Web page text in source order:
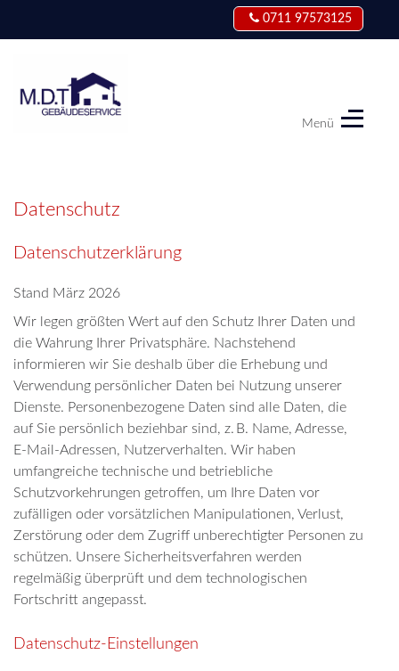
0711 97573125
Menü
Datenschutz
Datenschutzerklärung
Stand März 2026
Wir legen größten Wert auf den Schutz Ihrer Daten und
die Wahrung Ihrer Privatsphäre. Nachstehend
informieren wir Sie deshalb über die Erhebung und
Verwendung persönlicher Daten bei Nutzung unserer
Dienste. Personenbezogene Daten sind alle Daten, die
auf Sie persönlich beziehbar sind, z. B. Name, Adresse,
E-Mail-Adressen, Nutzerverhalten. Wir haben
umfangreiche technische und betriebliche
Schutzvorkehrungen getroffen, um Ihre Daten vor
zufälligen oder vorsätzlichen Manipulationen, Verlust,
Zerstörung oder dem Zugriff unberechtigter Personen zu
schützen. Unsere Sicherheitsverfahren werden
regelmäßig überprüft und dem technologischen
Fortschritt angepasst.
Datenschutz-Einstellungen